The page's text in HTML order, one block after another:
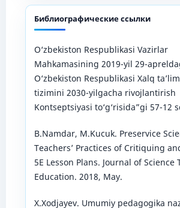
Библиографические ссылки
O‘zbekiston Respublikasi Vazirlar
Mahkamasining 2019-yil 29-
O‘zbekiston Respublikasi Xalq
tizimini 2030-yilgacha rivojlantirish
Kontseptsiyasi to‘g‘risida”gi 57-12
B.Namdar, M.Kucuk. Preservice
Teachers’ Practices of Critiquing
5E Lesson Plans. Journal of Science
Education. 2018, May.
X.Xodjayev. Umumiy pedagogika